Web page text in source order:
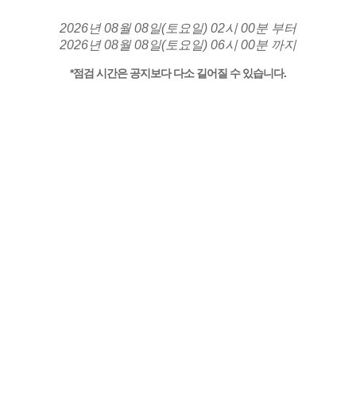
2026년 08월 08일(토요일) 02시 00분 부터
2026년 08월 08일(토요일) 06시 00분 까지
*점검 시간은 공지보다 다소 길어질 수 있습니다.